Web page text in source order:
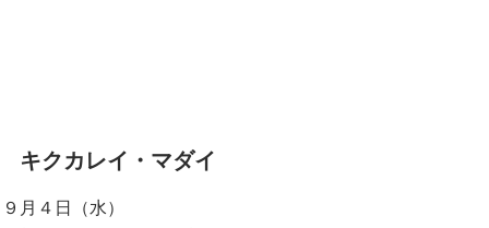
キクカレイ・マダイ
９月４日（水）